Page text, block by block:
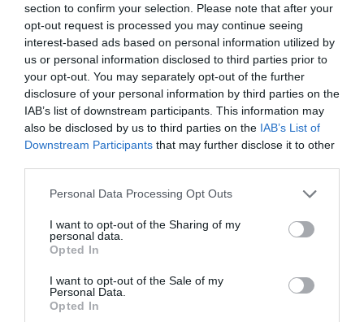
section to confirm your selection. Please note that after your
opt-out request is processed you may continue seeing
interest-based ads based on personal information utilized by
us or personal information disclosed to third parties prior to
your opt-out. You may separately opt-out of the further
disclosure of your personal information by third parties on the
IAB’s list of downstream participants. This information may
also be disclosed by us to third parties on the IAB’s List of
Downstream Participants that may further disclose it to other
Personal Data Processing Opt Outs
I want to opt-out of the Sharing of my
personal data.
Opted In
I want to opt-out of the Sale of my
Personal Data.
Opted In